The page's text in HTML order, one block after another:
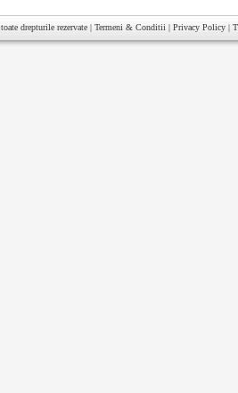
toate drepturile rezervate | Termeni & Conditii | Privacy Policy |